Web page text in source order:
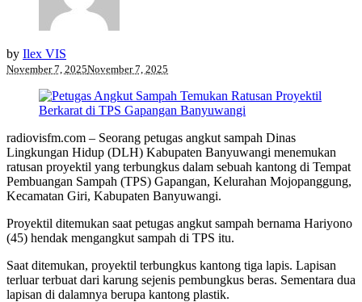
by Ilex VIS
November 7, 2025November 7, 2025
radiovisfm.com – Seorang petugas angkut sampah Dinas
Lingkungan Hidup (DLH) Kabupaten Banyuwangi menemukan
ratusan proyektil yang terbungkus dalam sebuah kantong di Tempat
Pembuangan Sampah (TPS) Gapangan, Kelurahan Mojopanggung,
Kecamatan Giri, Kabupaten Banyuwangi.
Proyektil ditemukan saat petugas angkut sampah bernama Hariyono
(45) hendak mengangkut sampah di TPS itu.
Saat ditemukan, proyektil terbungkus kantong tiga lapis. Lapisan
terluar terbuat dari karung sejenis pembungkus beras. Sementara dua
lapisan di dalamnya berupa kantong plastik.